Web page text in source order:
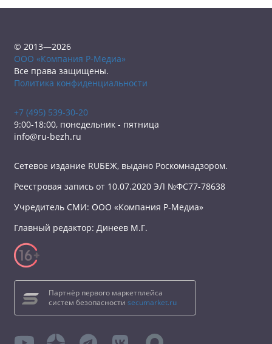
© 2013—2026
ООО «Компания Р-Медиа»
Все права защищены.
Политика конфиденциальности
+7 (495) 539-30-20
9:00-18:00, понедельник - пятница
info@ru-bezh.ru
Сетевое издание RUБЕЖ, выдано Роскомнадзором.
Реестровая запись от 10.07.2020 ЭЛ №ФС77-78638
Учредитель СМИ: ООО «Компания Р-Медиа»
Главный редактор: Динеев М.Г.
Партнёр первого маркетплейса
систем безопасности secumarket.ru